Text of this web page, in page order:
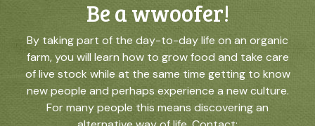
Be a wwoofer!
By taking part of the day-to-day life on an organic
farm, you will learn how to grow food and take care
of live stock while at the same time getting to know
new people and perhaps experience a new culture.
For many people this means discovering an